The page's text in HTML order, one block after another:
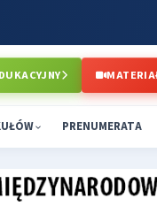
PRENUMERATA